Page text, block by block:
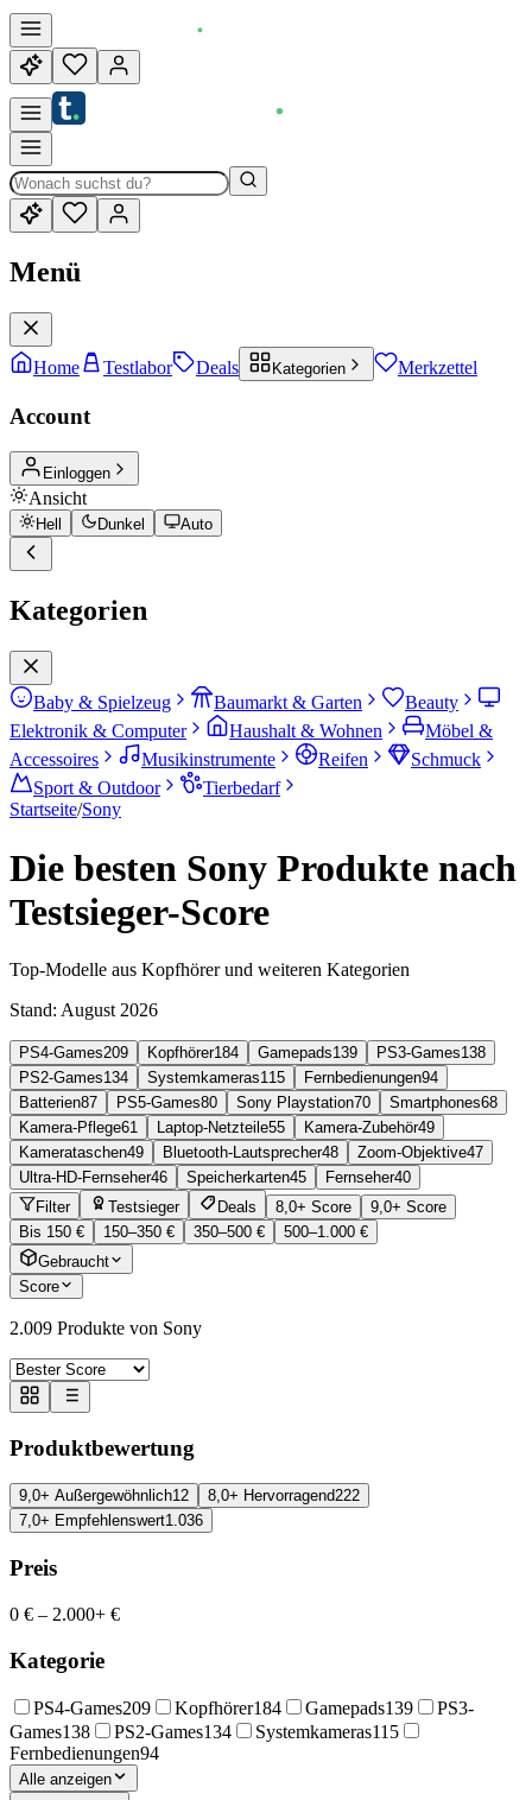
Menü
Home Testlabor Deals Kategorien Merkzettel
Account
Einloggen
Ansicht
Hell Dunkel Auto
Kategorien
Baby & Spielzeug Baumarkt & Garten
Beauty
Elektronik & Computer
Haushalt & Wohnen
Möbel &
Accessoires
Musikinstrumente Reifen
Schmuck
Sport & Outdoor
Tierbedarf
Startseite/Sony
Die besten Sony Produkte nach
Testsieger-Score
Top-Modelle aus Kopfhörer und weiteren Kategorien
Stand: August 2026
PS4-Games209 Kopfhörer184 Gamepads139 PS3-Games138
PS2-Games134 Systemkameras115 Fernbedienungen94
Batterien87 PS5-Games80 Sony Playstation70 Smartphones68
Kamera-Pflege61 Laptop-Netzteile55 Kamera-Zubehör49
Kamerataschen49 Bluetooth-Lautsprecher48 Zoom-Objektive47
Ultra-HD-Fernseher46 Speicherkarten45 Fernseher40
Filter
Testsieger Deals 8,0+ Score
9,0+ Score
Bis 150 €
150–350 € 350–500 €
500–1.000 €
Gebraucht
Score
2.009 Produkte von Sony
Produktbewertung
9,0+ Außergewöhnlich12 8,0+ Hervorragend222
7,0+ Empfehlenswert1.036
Preis
0 € – 2.000+ €
Kategorie
PS4-Games209 Kopfhörer184 Gamepads139
PS3-
Games138 PS2-Games134 Systemkameras115
Fernbedienungen94
Alle anzeigen